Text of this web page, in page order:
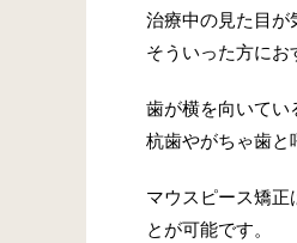
治療中の見た目が
そういった方にお
歯が横を向いてい
杭歯やがちゃ歯と
マウスピース矯
とが可能です。